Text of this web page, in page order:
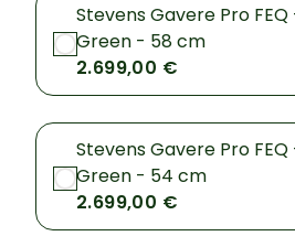
Stevens Gavere Pro
Green - 58 cm
2.699,00 €
Stevens Gavere Pro
Green - 54 cm
2.699,00 €